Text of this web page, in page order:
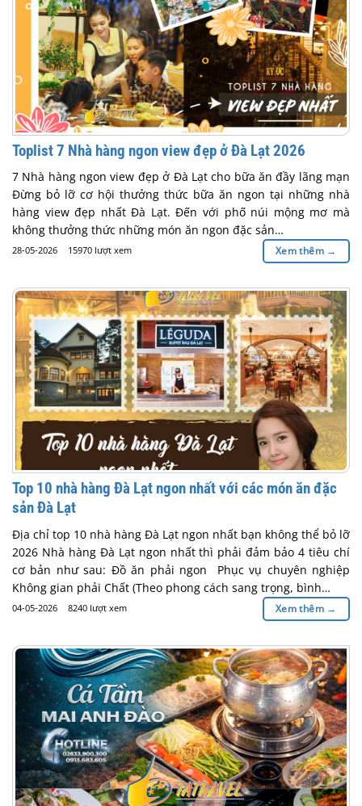
Toplist 7 Nhà hàng ngon view đẹp ở Đà Lạt 2026
7 Nhà hàng ngon view đẹp ở Đà Lạt cho bữa ăn đầy lãng mạn
Đừng bỏ lỡ cơ hội thưởng thức bữa ăn ngon tại những nhà
hàng view đẹp nhất Đà Lạt. Đến với phố núi mộng mơ mà
không thưởng thức những món ăn ngon đặc sản…
28-05-2026 15970 lượt xem Xem thêm →
Top 10 nhà hàng Đà Lạt ngon nhất với các món ăn đặc
sản Đà Lạt
Địa chỉ top 10 nhà hàng Đà Lạt ngon nhất bạn không thể bỏ lỡ
2026 Nhà hàng Đà Lạt ngon nhất thì phải đảm bảo 4 tiêu chí
cơ bản như sau: Đồ ăn phải ngon Phục vụ chuyên nghiệp
Không gian phải Chất (Theo phong cách sang trọng, bình…
04-05-2026 8240 lượt xem Xem thêm →